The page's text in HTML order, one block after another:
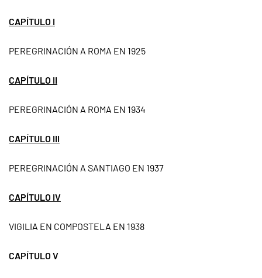
CAPÍTULO I
PEREGRINACIÓN A ROMA EN 1925
CAPÍTULO II
PEREGRINACIÓN A ROMA EN 1934
CAPÍTULO III
PEREGRINACIÓN A SANTIAGO EN 1937
CAPÍTULO IV
VIGILIA EN COMPOSTELA EN 1938
CAPÍTULO V